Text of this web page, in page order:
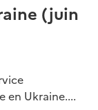
(juin
en Ukraine....